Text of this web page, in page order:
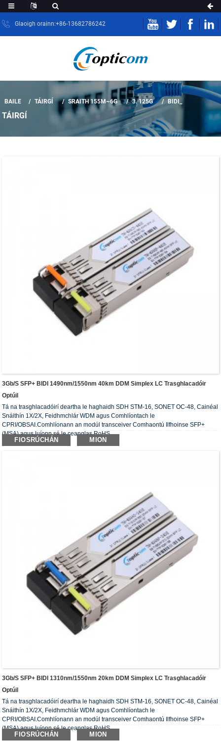
Glaoigh orainn:+86-13682786242
BAILE TÁIRGÍ SRAITH 155M~6G 3. 125G BIDI_
TÁIRGÍ
3Gb/s SFP+ BIDI 1490nm/1550nm 40km DDM Simplex LC Trasghlacadóir
Optúil
Tá na trasghlacadóirí deartha le haghaidh SDH STM-16, SONET OC-48, Cainéal
Snáithín 1X/2X, Feidhmchlár WDM agus Comhlíontach le
CPRI/OBSAI.Comhlíonann an modúl transceiver Comhaontú Ilfhoinse SFP+
(MSA) agus luíonn sé le ceanglas RoHS.
FIOSRÚCHÁN MION
3Gb/s SFP+ BIDI 1310nm/1550nm 20km DDM Simplex LC Trasghlacadóir
Optúil
Tá na trasghlacadóirí deartha le haghaidh SDH STM-16, SONET OC-48, Cainéal
Snáithín 1X/2X, Feidhmchlár WDM agus Comhlíontach le
CPRI/OBSAI.Comhlíonann an modúl transceiver Comhaontú Ilfhoinse SFP+
(MSA) agus luíonn sé le ceanglas RoHS.
FIOSRÚCHÁN MION